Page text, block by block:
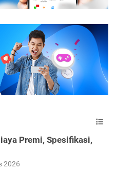
Premi, Spesifikasi,
2026